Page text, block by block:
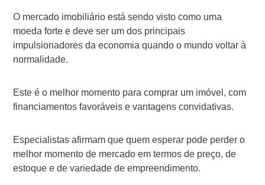
O mercado imobiliário está sendo visto como uma
moeda forte e deve ser um dos principais
impulsionadores da economia quando o mundo voltar à
normalidade.
Este é o melhor momento para comprar um imóvel, com
financiamentos favoráveis e vantagens convidativas.
Especialistas afirmam que quem esperar pode perder o
melhor momento de mercado em termos de preço, de
estoque e de variedade de empreendimento.